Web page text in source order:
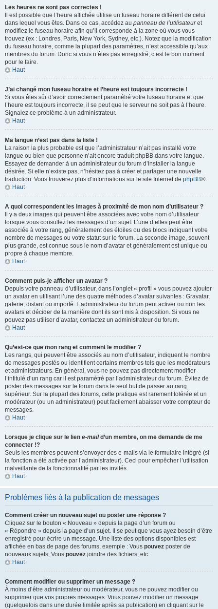
Les heures ne sont pas correctes !
Il est possible que l’heure affichée utilise un fuseau horaire différent de celui
dans lequel vous êtes. Dans ce cas, accédez au panneau de l’utilisateuret
modifiez le fuseau horaire afin qu’il corresponde à la zone où vous vous
trouvez (ex : Londres, Paris, New York, Sydney, etc.). Notez que la modification
du fuseau horaire, comme la plupart des paramètres, n’est accessible qu’aux
membres du forum. Donc si vous n’êtes pas enregistré, c’est le bon moment
pour le faire.
Haut
J’ai changé mon fuseau horaire et l’heure est toujours incorrecte !
Si vous êtes sûr d’avoir correctement paramétré votre fuseau horaire et que
l’heure est toujours incorrecte, il se peut que le serveur ne soit pas à l’heure.
Signalez ce problème à un administrateur.
Haut
Ma langue n’est pas dans la liste !
La raison la plus probable est que l’administrateur n’ait pas installé votre
langue ou bien que personne n’ait encore traduit phpBB dans votre langue.
Essayez de demander à un administrateur du forum d’installer la langue
désirée. Si elle n’existe pas, n’hésitez pas à créer et partager une nouvelle
traduction. Vous trouverez plus d’informations sur le site Internet de phpBB®.
Haut
A quoi correspondent les images à proximité de mon nom d’utilisateur ?
Il y a deux images qui peuvent être associées avec votre nom d’utilisateur
lorsque vous consultez les messages d’un sujet. L’une d’elles peut être
associée à votre rang, généralement des étoiles ou des blocs indiquant votre
nombre de messages ou votre statut sur le forum. La seconde image, souvent
plus grande, est connue sous le nom d’avatar et généralement est unique ou
propre à chaque membre.
Haut
Comment puis-je afficher un avatar ?
Depuis votre panneau d’utilisateur, dans l’onglet « profil » vous pouvez ajouter
un avatar en utilisant l’une des quatre méthodes d’avatar suivantes : Gravatar,
galerie, distant ou importé. L’administrateur du forum peut activer ou non les
avatars et décider de la manière dont ils sont mis à disposition. Si vous ne
pouvez pas utiliser d’avatar, contactez un administrateur du forum.
Haut
Qu’est-ce que mon rang et comment le modifier ?
Les rangs, qui peuvent être associés au nom d’utilisateur, indiquent le nombre
de messages postés ou identifient certains membres tels que les modérateurs
et administrateurs. En général, vous ne pouvez pas directement modifier
l’intitulé d’un rang car il est paramétré par l’administrateur du forum. Évitez de
poster des messages sur le forum dans le seul but de passer au rang
supérieur. Sur la plupart des forums, cette pratique est rarement tolérée et un
modérateur (ou un administrateur) peut facilement abaisser votre compteur de
messages.
Haut
Lorsque je clique sur le lien e-maild’un membre, on me demande de me
connecter !?
Seuls les membres peuvent s’envoyer des e-mails via le formulaire intégré (si
la fonction a été activée par l’administrateur). Ceci pour empêcher l’utilisation
malveillante de la fonctionnalité par les invités.
Haut
Problèmes liés à la publication de messages
Comment créer un nouveau sujet ou poster une réponse ?
Cliquez sur le bouton « Nouveau » depuis la page d’un forum ou
« Répondre » depuis la page d’un sujet. Il se peut que vous ayez besoin d’être
enregistré pour écrire un message. Une liste des options disponibles est
affichée en bas de page des forums, exemple : Vous pouvez poster de
nouveaux sujets, Vous pouvez joindre des fichiers, etc.
Haut
Comment modifier ou supprimer un message ?
À moins d’être administrateur ou modérateur, vous ne pouvez modifier ou
supprimer que vos propres messages. Vous pouvez modifier un message
(quelquefois dans une durée limitée après sa publication) en cliquant sur le